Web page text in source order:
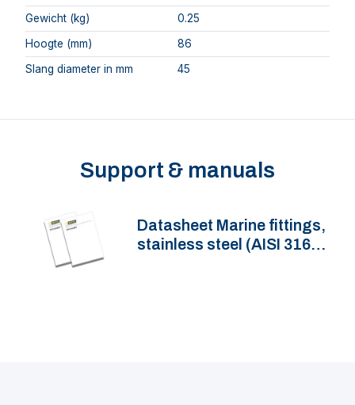
Gewicht (kg)
0.25
Hoogte (mm)
86
Slang diameter in mm
45
Support & manuals
Datasheet Marine fittings,
stainless steel (AISI 316),